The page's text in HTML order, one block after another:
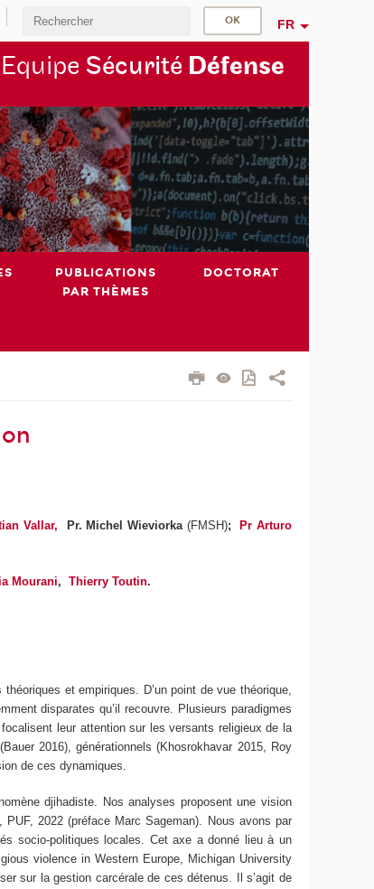
FR
Equipe Sécurité Défense
PUBLICATIONS
PAR THÈMES
DOCTORAT
Vallar, Pr. Michel Wieviorka (FMSH);
Pr Arturo
Mourani,Thierry Toutin.
et empiriques. D’un point de vue théorique,
disparates qu’il recouvre. Plusieurs paradigmes
leur attention sur les versants religieux de la
2016), générationnels (Khosrokhavar 2015, Roy
de ces dynamiques.
djihadiste. Nos analyses proposent une vision
2022 (préface Marc Sageman). Nous avons par
socio-politiques locales. Cet axe a donné lieu à un
violence in Western Europe, Michigan University
sur la gestion carcérale de ces détenus. Il s’agit de